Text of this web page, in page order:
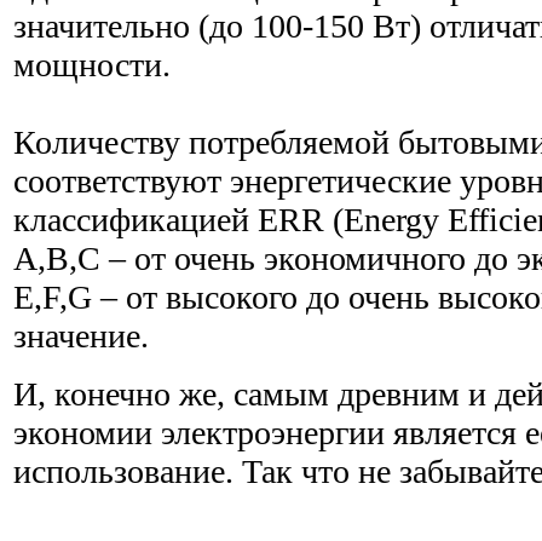
значительно (до 100-150 Вт)
мощности.
Количеству потребляемой
соответствуют энергетические
классификацией ERR (Energy
A,B,C – от очень экономичного до
E,F,G – от высокого до очень
значение.
И, конечно же, самым древним и
экономии электроэнергии является
использование. Так что не